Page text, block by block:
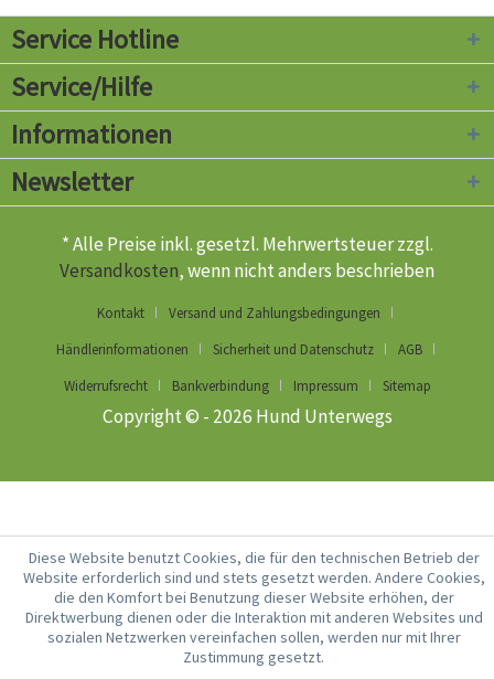
Service Hotline
Service/Hilfe
Informationen
Newsletter
* Alle Preise inkl. gesetzl. Mehrwertsteuer zzgl.
Versandkosten, wenn nicht anders beschrieben
Kontakt
Versand und Zahlungsbedingungen
Händlerinformationen
Sicherheit und Datenschutz
AGB
Widerrufsrecht
Bankverbindung Impressum Sitemap
Copyright © - 2026 Hund Unterwegs
Diese Website benutzt Cookies, die für den technischen Betrieb der
Website erforderlich sind und stets gesetzt werden. Andere Cookies,
die den Komfort bei Benutzung dieser Website erhöhen, der
Direktwerbung dienen oder die Interaktion mit anderen Websites und
sozialen Netzwerken vereinfachen sollen, werden nur mit Ihrer
Zustimmung gesetzt.